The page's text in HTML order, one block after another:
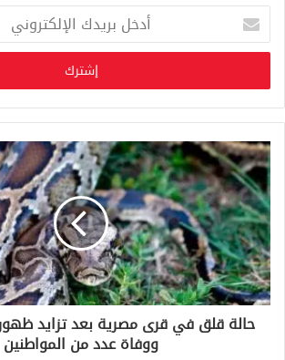
خ
ب
ر
ي
د
ك
ا
ل
إ
ل
ك
ت
ر
حالة قلق في قرى مصرية بعد تزايد ظهور
ووفاة عدد من المواطنين